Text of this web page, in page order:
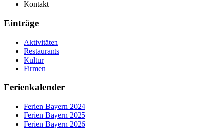
Kontakt
Einträge
Aktivitäten
Restaurants
Kultur
Firmen
Ferienkalender
Ferien Bayern 2024
Ferien Bayern 2025
Ferien Bayern 2026